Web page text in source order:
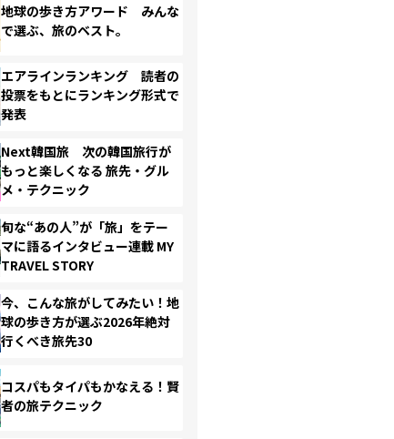
地球の歩き方アワード みんな
で選ぶ、旅のベスト。
エアラインランキング 読者の
投票をもとにランキング形式で
発表
Next韓国旅 次の韓国旅行が
もっと楽しくなる 旅先・グル
メ・テクニック
旬な“あの人”が「旅」をテー
マに語るインタビュー連載 MY
TRAVEL STORY
今、こんな旅がしてみたい！地
球の歩き方が選ぶ2026年絶対
行くべき旅先30
コスパもタイパもかなえる！賢
者の旅テクニック